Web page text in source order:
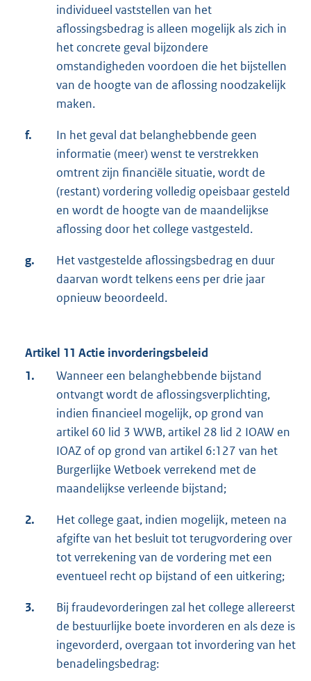
individueel vaststellen van het
aflossingsbedrag is alleen mogelijk als zich in
het concrete geval bijzondere
omstandigheden voordoen die het bijstellen
van de hoogte van de aflossing noodzakelijk
maken.
f.
In het geval dat belanghebbende geen
informatie (meer) wenst te verstrekken
omtrent zijn financiële situatie, wordt de
(restant) vordering volledig opeisbaar gesteld
en wordt de hoogte van de maandelijkse
aflossing door het college vastgesteld.
g.
Het vastgestelde aflossingsbedrag en duur
daarvan wordt telkens eens per drie jaar
opnieuw beoordeeld.
Artikel 11 Actie invorderingsbeleid
1.
Wanneer een belanghebbende bijstand
ontvangt wordt de aflossingsverplichting,
indien financieel mogelijk, op grond van
artikel 60 lid 3 WWB, artikel 28 lid 2 IOAW en
IOAZ of op grond van artikel 6:127 van het
Burgerlijke Wetboek verrekend met de
maandelijkse verleende bijstand;
2.
Het college gaat, indien mogelijk, meteen na
afgifte van het besluit tot terugvordering over
tot verrekening van de vordering met een
eventueel recht op bijstand of een uitkering;
3.
Bij fraudevorderingen zal het college allereerst
de bestuurlijke boete invorderen en als deze is
ingevorderd, overgaan tot invordering van het
benadelingsbedrag: